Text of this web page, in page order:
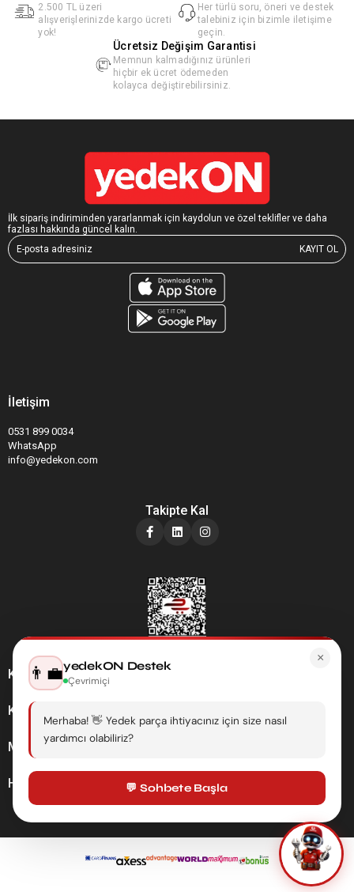
2.500 TL üzeri
alışverişlerinizde kargo ücreti
yok!
Her türlü soru, öneri ve destek
talebiniz için bizimle iletişime
geçin.
Ücretsiz Değişim Garantisi
Memnun kalmadığınız ürünleri
hiçbir ek ücret ödemeden
kolayca değiştirebilirsiniz.
İlk sipariş indiriminden yararlanmak için kaydolun ve özel teklifler ve daha
fazlası hakkında güncel kalın.
KAYIT OL
İletişim
0531 899 0034
WhatsApp
info@yedekon.com
Takipte Kal
Kategoriler
Kurumsal
Müşteri Hizmetleri
Hesabım
×
👨‍💼yedekON Destek
Çevrimiçi
Merhaba! 👋 Yedek parça ihtiyacınız için size nasıl
yardımcı olabiliriz?
💬 Sohbete Başla